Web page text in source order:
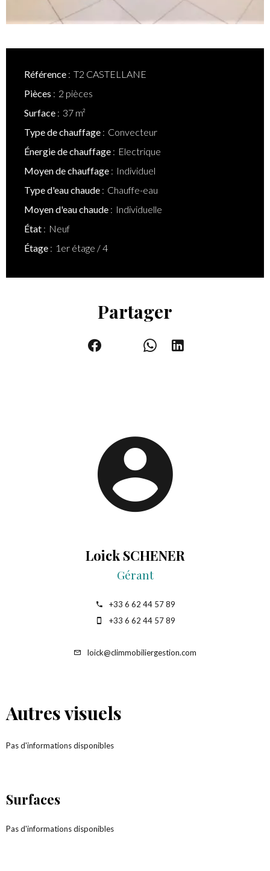
Référence
T2 CASTELLANE
Pièces
2 pièces
Surface
37 m²
Type de chauffage
Convecteur
Énergie de chauffage
Electrique
Moyen de chauffage
Individuel
Type d'eau chaude
Chauffe-eau
Moyen d'eau chaude
Individuelle
État
Neuf
Étage
1er étage / 4
Partager
Loick SCHENER
Gérant
+33 6 62 44 57 89
+33 6 62 44 57 89
loick@climmobiliergestion.com
Autres visuels
Pas d'informations disponibles
Surfaces
Pas d'informations disponibles